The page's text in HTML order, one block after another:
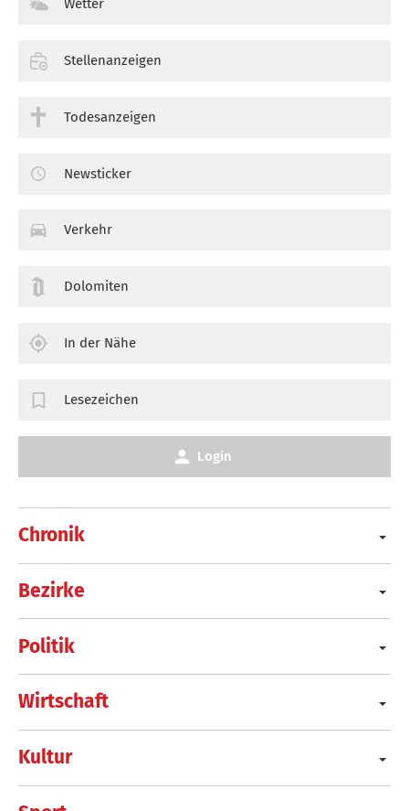
Chronik
Bezirke
Politik
Wirtschaft
Kultur
Wetter
Stellenanzeigen
Todesanzeigen
Newsticker
Verkehr
Dolomiten
In der Nähe
Lesezeichen
Login